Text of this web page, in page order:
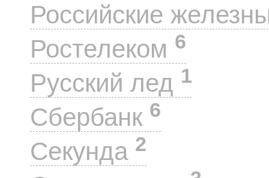
Российские
Ростелеком 6
Русский лед 1
Сбербанк 6
Секунда 2